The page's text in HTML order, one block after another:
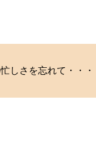
しさを忘れて・・・